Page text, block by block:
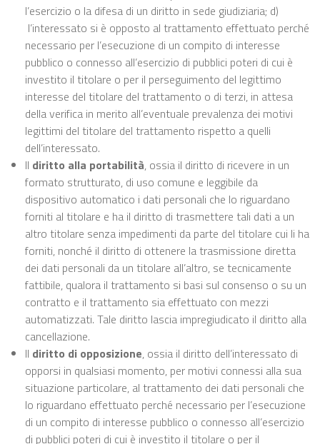
l’esercizio o la difesa di un diritto in sede giudiziaria; d)
l’interessato si è opposto al trattamento effettuato perché
necessario per l’esecuzione di un compito di interesse
pubblico o connesso all’esercizio di pubblici poteri di cui è
investito il titolare o per il perseguimento del legittimo
interesse del titolare del trattamento o di terzi, in attesa
della verifica in merito all’eventuale prevalenza dei motivi
legittimi del titolare del trattamento rispetto a quelli
dell’interessato.
Il diritto alla portabilità, ossia il diritto di ricevere in un
formato strutturato, di uso comune e leggibile da
dispositivo automatico i dati personali che lo riguardano
forniti al titolare e ha il diritto di trasmettere tali dati a un
altro titolare senza impedimenti da parte del titolare cui li ha
forniti, nonché il diritto di ottenere la trasmissione diretta
dei dati personali da un titolare all’altro, se tecnicamente
fattibile, qualora il trattamento si basi sul consenso o su un
contratto e il trattamento sia effettuato con mezzi
automatizzati. Tale diritto lascia impregiudicato il diritto alla
cancellazione.
Il diritto di opposizione, ossia il diritto dell’interessato di
opporsi in qualsiasi momento, per motivi connessi alla sua
situazione particolare, al trattamento dei dati personali che
lo riguardano effettuato perché necessario per l’esecuzione
di un compito di interesse pubblico o connesso all’esercizio
di pubblici poteri di cui è investito il titolare o per il